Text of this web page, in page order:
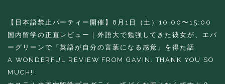
【日本語禁止パーティー開催】8月1日（土）10:00〜15:00
国内留学の正直レビュー｜外語大で勉強してきた彼女が、エバ
ーグリーンで「英語が自分の言葉になる感覚」を得た話
A WONDERFUL REVIEW FROM GAVIN. THANK YOU SO
MUCH!!